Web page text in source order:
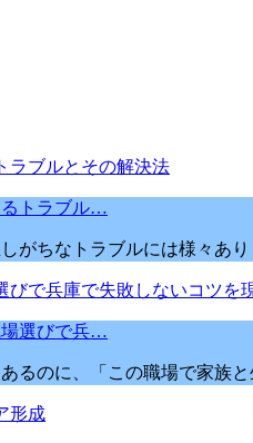
るトラブル…
がちなトラブルには様々あ
場選びで兵…
るのに、「この職場で家族